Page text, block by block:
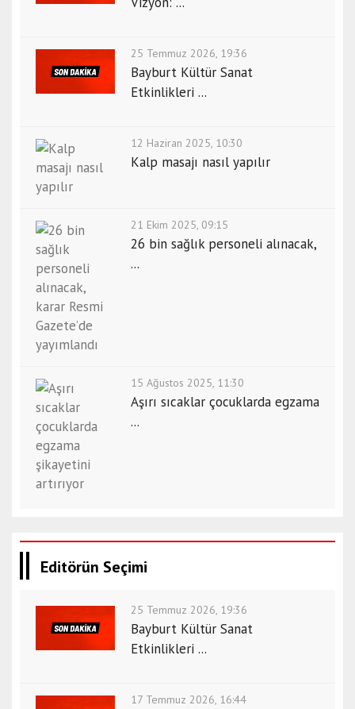
25 Temmuz 2026, 19:36
Bayburt Kültür Sanat
Etkinlikleri ...
12 Haziran 2025, 10:30
Kalp masajı nasıl yapılır
21 Ekim 2025, 09:15
26 bin sağlık personeli alınacak,
...
15 Ağustos 2025, 11:30
Aşırı sıcaklar çocuklarda egzama
...
Editörün Seçimi
25 Temmuz 2026, 19:36
Bayburt Kültür Sanat
Etkinlikleri ...
17 Temmuz 2026, 16:44